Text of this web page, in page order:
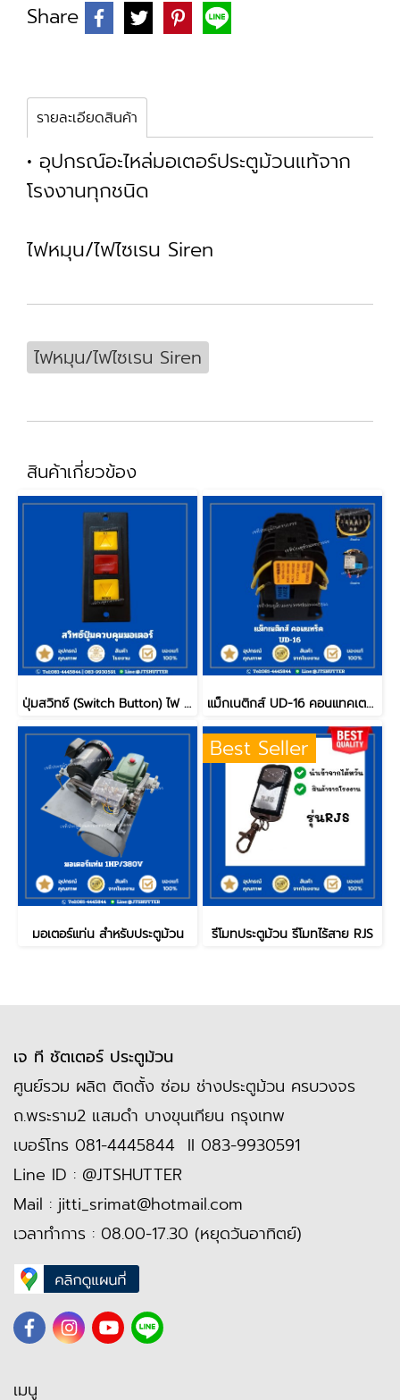
Share
รายละเอียดสินค้า
• อุปกรณ์อะไหล่มอเตอร์ประตูม้วนแท้จาก
โรงงานทุกชนิด
ไฟหมุน/ไฟไซเรน Siren
ไฟหมุน/ไฟไซเรน Siren
สินค้าเกี่ยวข้อง
ปุ่มสวิทซ์ (Switch Button) ไฟ 220v แม็กเนติกส์ UD-16 คอนแทคเตอร์
มอเตอร์แท่น สำหรับประตูม้วน
Best Seller
รีโมทประตูม้วน รีโมทไร้สาย RJS
เจ ที ชัตเตอร์ ประตูม้วน
ศูนย์รวม ผลิต ติดตั้ง ซ่อม ช่างประตูม้วน ครบวงจร
ถ.พระราม2 แสมดำ บางขุนเทียน กรุงเทพ
เบอร์โทร 081-4445844 II 083-9930591
Line ID : @JTSHUTTER
Mail : jitti_srimat@hotmail.com
เวลาทำการ : 08.00-17.30 (หยุดวันอาทิตย์)
เมนู